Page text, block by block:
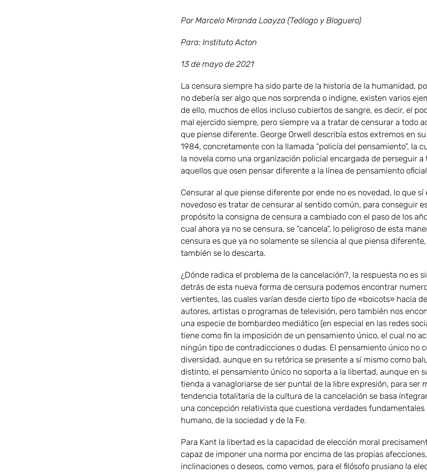
Por Marcelo Miranda Loayza (Teólogo y Bloguero)
Para: Instituto Acton
13 de mayo de 2021
La censura siempre ha sido parte de la historia de la humanidad,
no debería ser algo que nos sorprenda o indigne, existen varios
de ello, muchos de ellos incluso cubiertos de sangre, es decir, el
mal ejercido siempre, pero siempre va a tratar de censurar a todo
que piense diferente. George Orwell describía estos extremos en
1984, concretamente con la llamada “policía del pensamiento”, la
la novela como una organización policial encargada de perseguir a
aquellos que osen pensar diferente a la línea de pensamiento
Censurar al que piense diferente por ende no es novedad, lo que sí
novedoso es tratar de censurar al sentido común, para conseguir
propósito la consigna de censura a cambiado con el paso de los
cual ahora ya no se censura, se “cancela”, lo peligroso de esta
censura es que ya no solamente se silencia al que piensa
también se lo descarta.
¿Dónde radica el problema de la cancelación?, la respuesta no es
detrás de esta nueva forma de censura podemos encontrar
vertientes, las cuales varían desde cierto tipo de «boicots» hacia
autores, artistas o programas de televisión, pero también nos
una especie de bombardeo mediático (en especial en las redes
tiene como fin la imposición de un pensamiento único, el cual no
ningún tipo de contradicciones o dudas. El pensamiento único no
diversidad, aunque en su retórica se presente a sí mismo como
distinto, el pensamiento único no soporta a la libertad, aunque en
tienda a vanagloriarse de ser puntal de la libre expresión, para ser
tendencia totalitaria de la cultura de la cancelación se basa
una concepción relativista que cuestiona verdades fundamentales
humano, de la sociedad y de la Fe.
Para Kant la libertad es la capacidad de elección moral
capaz de imponer una norma por encima de las propias afecciones,
inclinaciones o deseos, como vemos, para el filósofo prusiano la